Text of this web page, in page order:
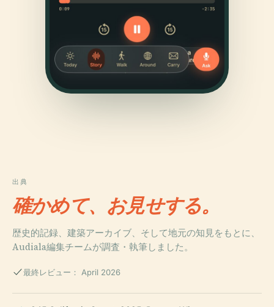
出典
確かめて、お見せする。
歴史的記録、建築アーカイブ、そして地元の知見をもとに、
Audiala編集チームが調査・執筆しました。
最終レビュー： April 2026